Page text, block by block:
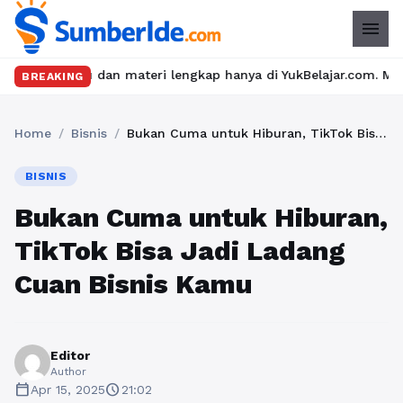
menu
BREAKING
materi lengkap hanya di YukBelajar.com. Mulai langkah
Home / Bisnis / Bukan Cuma untuk Hiburan, TikTok Bisa Jadi Ladang Cuan Bisnis Kamu
BISNIS
Bukan Cuma untuk Hiburan,
TikTok Bisa Jadi Ladang
Cuan Bisnis Kamu
Editor
Author
calendar_todayApr 15, 2025schedule21:02